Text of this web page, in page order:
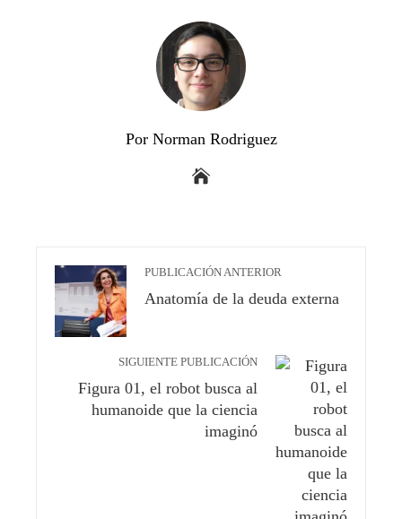
Por Norman Rodriguez
PUBLICACIÓN ANTERIOR
Anatomía de la deuda externa
SIGUIENTE PUBLICACIÓN
Figura 01, el robot busca al
humanoide que la ciencia
imaginó